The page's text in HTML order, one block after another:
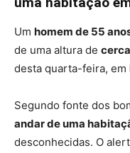
Um homem de 55
de uma altura de
desta quarta-feira, em
Segundo fonte dos
andar de uma
desconhecidas. O